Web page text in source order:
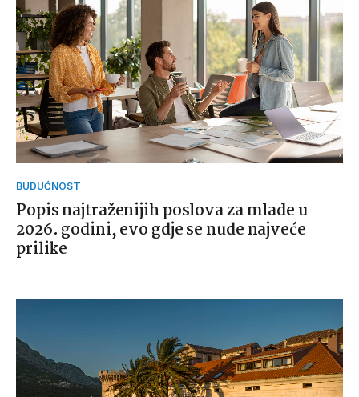
BUDUĆNOST
Popis najtraženijih poslova za mlade u
2026. godini, evo gdje se nude najveće
prilike